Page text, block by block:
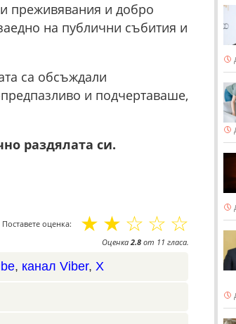
преживявания и добро
на публични събития и
са обсъждали
и подчертаваше,
раздялата си.
Поставете оценка: ☆
☆
☆
☆
☆
Оценка2.8от 11 гласа.
, канал Viber, X